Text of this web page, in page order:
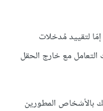
لتقييد مُدخلات
مع خارج الحقل
بالأشخاص المطورين